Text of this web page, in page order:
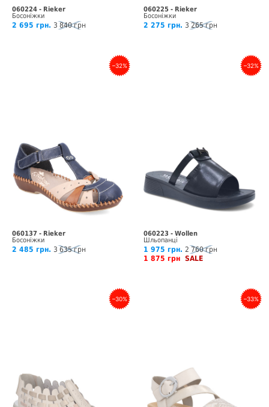
060224 - Rieker
Босоніжки
2 695 грн. 3 840 грн
060225 - Rieker
Босоніжки
2 275 грн. 3 265 грн
–32%
060137 - Rieker
Босоніжки
2 485 грн. 3 635 грн
–32%
060223 - Wollen
Шльопанці
1 975 грн. 2 760 грн
1 875 грн SALE
–30% –33%